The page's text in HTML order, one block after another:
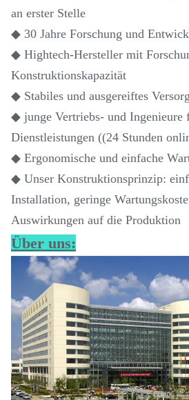
an erster Stelle
◆ 30 Jahre Forschung und
◆ Hightech-Hersteller mit
Konstruktionskapazität
◆ Stabiles und ausgereiftes
◆ junge Vertriebs- und Ingenieure
Dienstleistungen ((24 Stunden
◆ Ergonomische und einfache
◆ Unser Konstruktionsprinzip:
Installation, geringe
Auswirkungen auf die Produktion
Über uns: